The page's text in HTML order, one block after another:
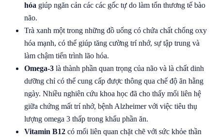
hóa giúp ngăn cản các các gốc tự do làm tổn thương tế bào
não.
Trà xanh một trong những đồ uống có chứa chất chống oxy
hóa mạnh, có thể giúp tăng cường trí nhớ, sự tập trung và
làm chậm tiến trình lão hóa.
Omega-3 là thành phần quan trọng của não và là chất dinh
dưỡng chỉ có thể cung cấp được thông qua chế độ ăn hằng
ngày. Nhiều nghiên cứu khoa học đã cho thấy mối liên hệ
giữa chứng mất trí nhớ, bệnh Alzheimer với việc tiêu thụ
lượng omega 3 thấp trong khẩu phần ăn.
Vitamin B12 có mối liên quan chặt chẽ với sức khỏe thần